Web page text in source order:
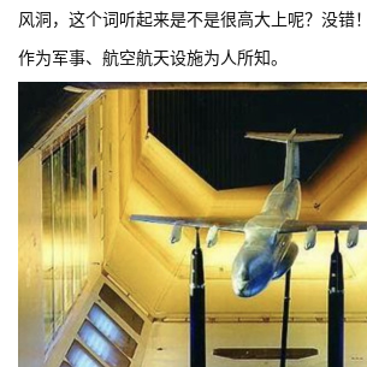
风洞，这个词听起来是不是很高大上呢？没错
作为军事、航空航天设施为人所知。